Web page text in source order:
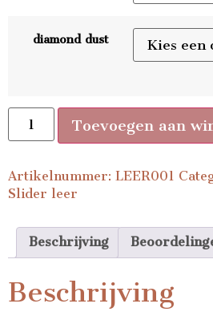
diamond dust
Toevoegen aan
Artikelnummer: LEER001
Slider leer
Beschrijving
Beschrijving